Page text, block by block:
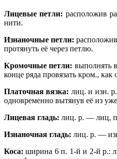
Лицевые петли: расположив
нити.
Изнаночные петли:
протянуть её через петлю.
Кромочные петли: выполнять
конце ряда провязать кром.,
Платочная вязка: лиц. и изн.
одновременно вытянув её из
Лицевая гладь: лиц. р. — лиц,
Изнаночная гладь: лиц. р. —
Коса: ширина 6 п. 1-й и 2-й р.: